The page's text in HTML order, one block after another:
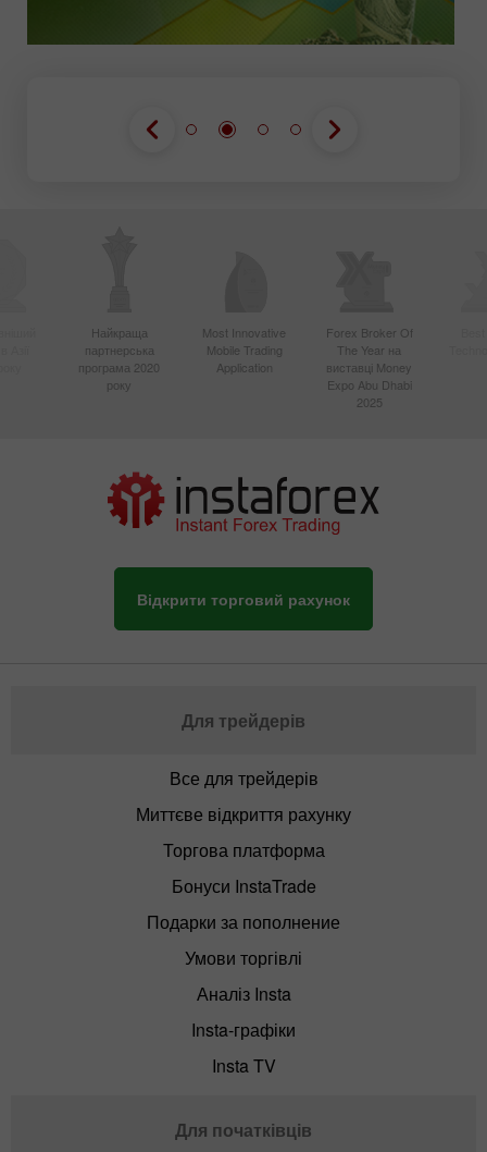
Найкраща
партнерська
програма 2020
року
Most Innovative
Mobile Trading
Application
Forex Broker Of
The Year на
виставці Money
Expo Abu Dhabi
2025
Відкрити торговий рахунок
Для трейдерів
Все для трейдерів
Миттєве відкриття рахунку
Торгова платформа
Бонуси InstaTrade
Подарки за пополнение
Умови торгівлі
Аналіз Insta
Insta-графіки
Insta TV
Для початківців